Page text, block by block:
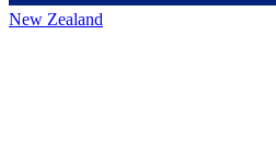
New Zealand